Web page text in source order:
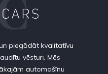
piegādāt kvalitatīvu
vēsturi. Mēs
automašīnu